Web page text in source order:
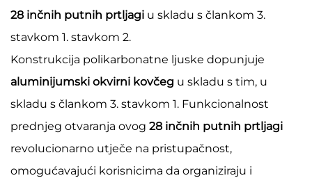
28 inčnih putnih prtljagi u skladu s člankom 3.
stavkom 1. stavkom 2.
Konstrukcija polikarbonatne ljuske dopunjuje
aluminijumski okvirni kovčeg u skladu s tim, u
skladu s člankom 3. stavkom 1. Funkcionalnost
prednjeg otvaranja ovog 28 inčnih putnih prtljagi
revolucionarno utječe na pristupačnost,
omogućavajući korisnicima da organiziraju i